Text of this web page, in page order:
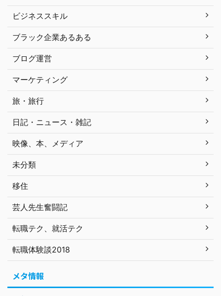
ビジネススキル
ブラック企業あるある
ブログ運営
マーケティング
旅・旅行
日記・ニュース・雑記
映像、本、メディア
未分類
移住
芸人先生奮闘記
転職テク、就活テク
転職体験談2018
メタ情報